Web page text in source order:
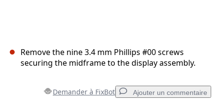
Remove the nine 3.4 mm Phillips #00 screws
securing the midframe to the display assembly.
Demander à FixBot Ajouter un commentaire